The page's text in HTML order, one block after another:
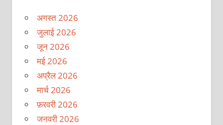
अगस्त 2026
जुलाई 2026
जून 2026
मई 2026
अप्रैल 2026
मार्च 2026
फ़रवरी 2026
जनवरी 2026